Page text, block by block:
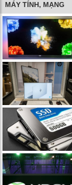
MÁY TÍNH, MẠNG